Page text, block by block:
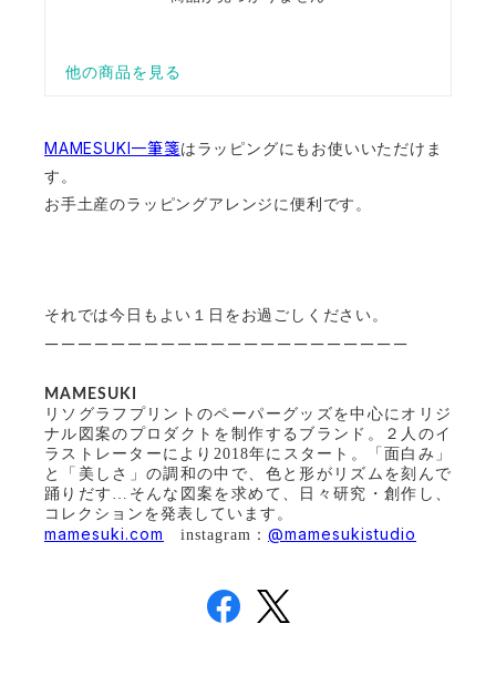
MAMESUKI一筆箋はラッピングにもお使いいただけま
す。
お手土産のラッピングアレンジに便利です。
それでは今日もよい１日をお過ごしください。
ーーーーーーーーーーーーーーーーーーーーーー
MAMESUKI
リソグラフプリントのペーパーグッズを中心にオリジ
ナル図案のプロダクトを制作するブランド。２人のイ
ラストレーターにより2018年にスタート。「面白み」
と「美しさ」の調和の中で、色と形がリズムを刻んで
踊りだす…そんな図案を求めて、日々研究・創作し、
コレクションを発表しています。
mamesuki.com instagram： @mamesukistudio